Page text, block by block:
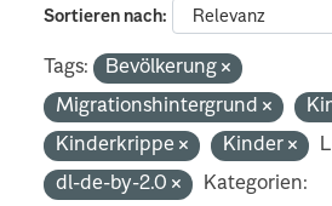
Sortieren nach
Tags:
Bevölkerung
Migrationshintergrund
Kinderkrippe
Kinder
dl-de-by-2.0
Kategorien: